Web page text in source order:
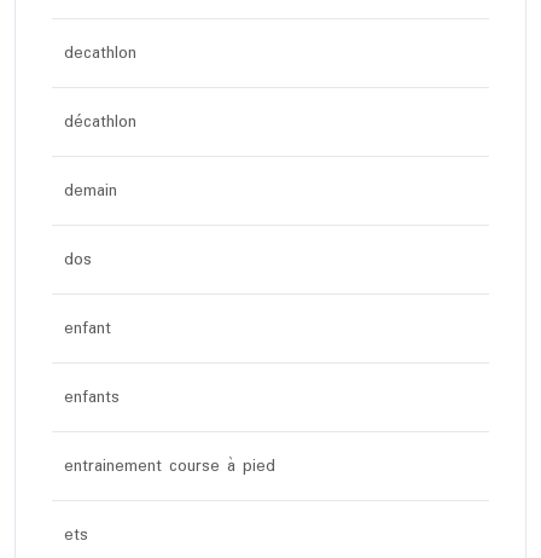
decathlon
décathlon
demain
dos
enfant
enfants
entrainement course à pied
ets